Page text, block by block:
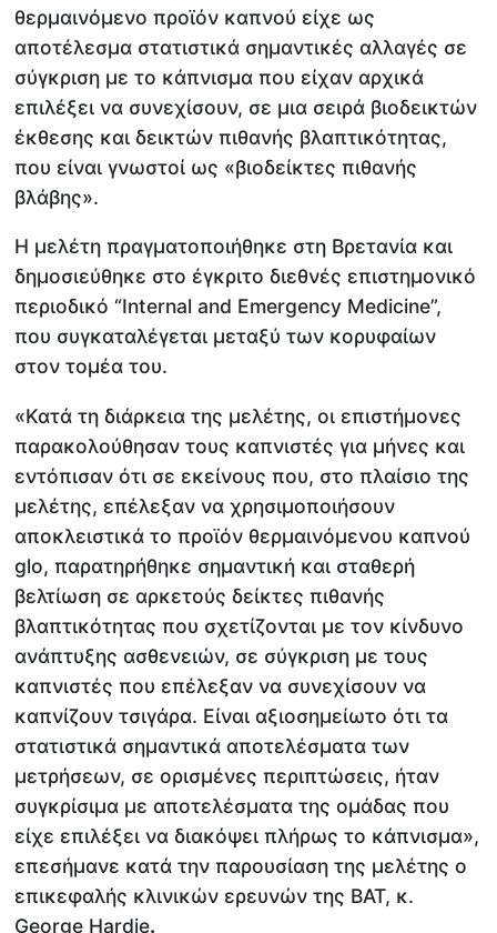
θερμαινόμενο προϊόν καπνού είχε ως
αποτέλεσμα στατιστικά σημαντικές αλλαγές σε
σύγκριση με το κάπνισμα που είχαν αρχικά
επιλέξει να συνεχίσουν, σε μια σειρά βιοδεικτών
έκθεσης και δεικτών πιθανής βλαπτικότητας,
που είναι γνωστοί ως «βιοδείκτες πιθανής
βλάβης».
Η μελέτη πραγματοποιήθηκε στη Βρετανία και
δημοσιεύθηκε στο έγκριτο διεθνές επιστημονικό
περιοδικό “Internal and Emergency Medicine”,
που συγκαταλέγεται μεταξύ των κορυφαίων
στον τομέα του.
«Κατά τη διάρκεια της μελέτης, οι επιστήμονες
παρακολούθησαν τους καπνιστές για μήνες και
εντόπισαν ότι σε εκείνους που, στο πλαίσιο της
μελέτης, επέλεξαν να χρησιμοποιήσουν
αποκλειστικά το προϊόν θερμαινόμενου καπνού
glo, παρατηρήθηκε σημαντική και σταθερή
βελτίωση σε αρκετούς δείκτες πιθανής
βλαπτικότητας που σχετίζονται με τον κίνδυνο
ανάπτυξης ασθενειών, σε σύγκριση με τους
καπνιστές που επέλεξαν να συνεχίσουν να
καπνίζουν τσιγάρα. Είναι αξιοσημείωτο ότι τα
στατιστικά σημαντικά αποτελέσματα των
μετρήσεων, σε ορισμένες περιπτώσεις, ήταν
συγκρίσιμα με αποτελέσματα της ομάδας που
είχε επιλέξει να διακόψει πλήρως το κάπνισμα»,
επεσήμανε κατά την παρουσίαση της μελέτης ο
επικεφαλής κλινικών ερευνών της BAT, κ.
George Hardie.